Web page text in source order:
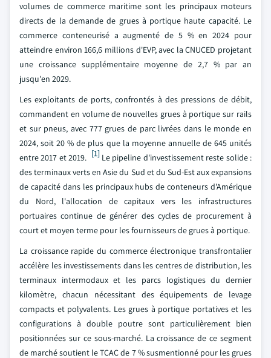
volumes de commerce maritime sont les principaux moteurs
directs de la demande de grues à portique haute capacité. Le
commerce conteneurisé a augmenté de 5 % en 2024 pour
atteindre environ 166,6 millions d'EVP, avec la CNUCED projetant
une croissance supplémentaire moyenne de 2,7 % par an
jusqu'en 2029.
Les exploitants de ports, confrontés à des pressions de débit,
commandent en volume de nouvelles grues à portique sur rails
et sur pneus, avec 777 grues de parc livrées dans le monde en
2024, soit 20 % de plus que la moyenne annuelle de 645 unités
entre 2017 et 2019. [1]Le pipeline d'investissement reste solide :
des terminaux verts en Asie du Sud et du Sud-Est aux expansions
de capacité dans les principaux hubs de conteneurs d'Amérique
du Nord, l'allocation de capitaux vers les infrastructures
portuaires continue de générer des cycles de procurement à
court et moyen terme pour les fournisseurs de grues à portique.
La croissance rapide du commerce électronique transfrontalier
accélère les investissements dans les centres de distribution, les
terminaux intermodaux et les parcs logistiques du dernier
kilomètre, chacun nécessitant des équipements de levage
compacts et polyvalents. Les grues à portique portatives et les
configurations à double poutre sont particulièrement bien
positionnées sur ce sous-marché. La croissance de ce segment
de marché soutient le TCAC de 7 % susmentionné pour les grues